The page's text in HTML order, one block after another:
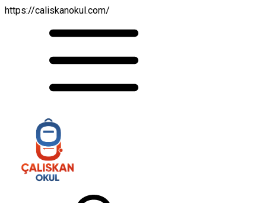
https://caliskanokul.com/